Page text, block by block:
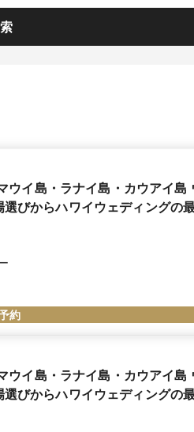
イ島・ラナイ島・カウアイ島
びからハワイウェディングの
約
イ島・ラナイ島・カウアイ島
びからハワイウェディングの